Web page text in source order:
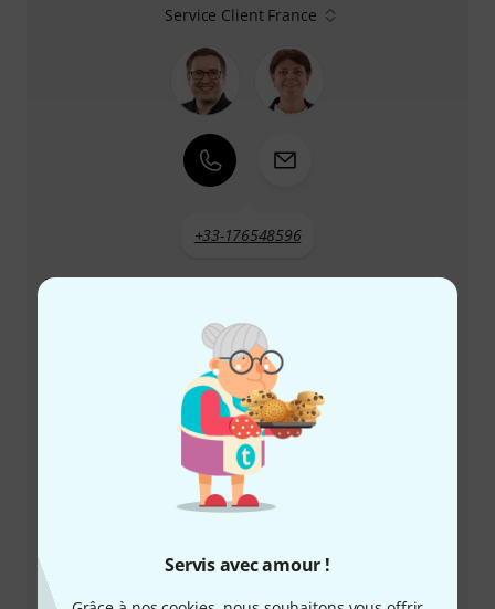
Servis avec amour !
Service Client France
+33-176548596
Notre service client est à votre disposition pour
d'éventuels problèmes après achat.
Préparer le numéro client
Horaires d'ouverture (CEST - Heure
d'été d'Europe centrale)
Demander un rappel téléphonique
Plus d'options de contact